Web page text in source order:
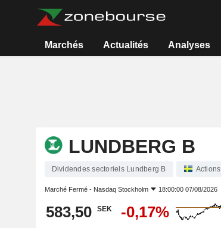
Marchés Actualités Analyses
LUNDBERG B
Dividendes sectoriels Lundberg B Actions
Marché Fermé - Nasdaq Stockholm 18:00:00 07/08/2026
583,50 SEK -0,17%